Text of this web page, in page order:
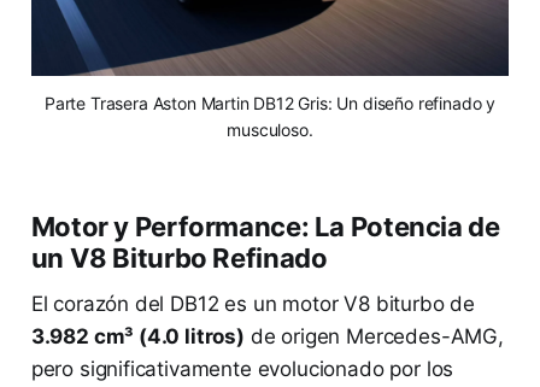
Parte Trasera Aston Martin DB12 Gris: Un diseño refinado y
musculoso.
Motor y Performance: La Potencia de
un V8 Biturbo Refinado
El corazón del DB12 es un motor V8 biturbo de
3.982 cm³ (4.0 litros) de origen Mercedes-AMG,
pero significativamente evolucionado por los